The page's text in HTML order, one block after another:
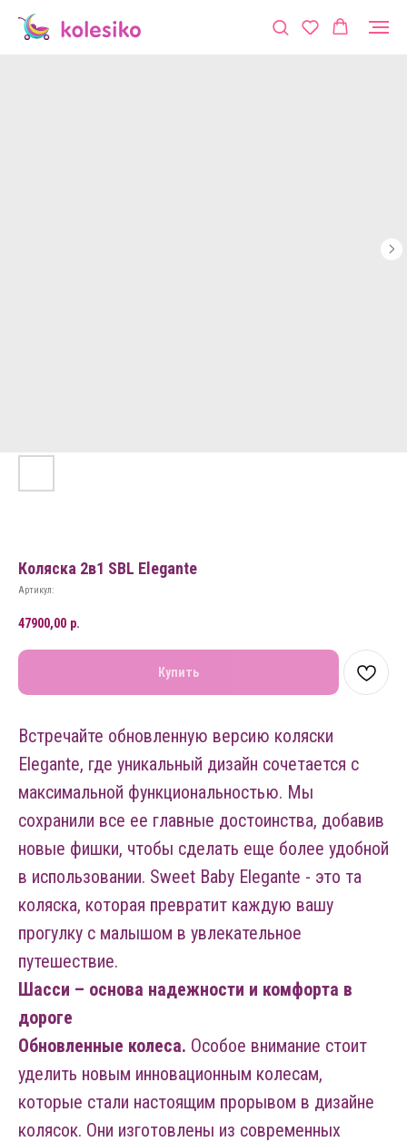
Коляска 2в1 SBL Elegante
Артикул:
47900,00 р.
Купить
Встречайте обновленную версию коляски
Elegante, где уникальный дизайн сочетается с
максимальной функциональностью. Мы
сохранили все ее главные достоинства, добавив
новые фишки, чтобы сделать еще более удобной
в использовании. Sweet Baby Elegante - это та
коляска, которая превратит каждую вашу
прогулку с малышом в увлекательное
путешествие.
Шасси – основа надежности и комфорта в
дороге
Обновленные колеса. Особое внимание стоит
уделить новым инновационным колесам,
которые стали настоящим прорывом в дизайне
колясок. Они изготовлены из современных